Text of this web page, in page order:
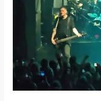
membres
premier
concert